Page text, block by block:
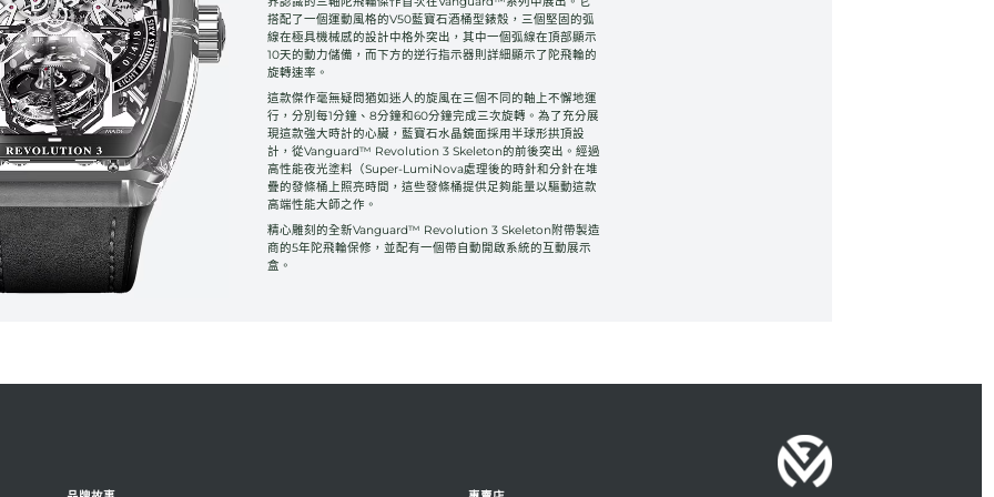
搭配了一個運動風格的V50藍寶石酒桶型錶殼，三個堅固的弧
線在極具機械感的設計中格外突出，其中一個弧線在頂部顯示
10天的動力儲備，而下方的逆行指示器則詳細顯示了陀飛輪的
旋轉速率。
這款傑作毫無疑問猶如迷人的旋風在三個不同的軸上不懈地運
行，分別每1分鐘、8分鐘和60分鐘完成三次旋轉。為了充分展
現這款強大時計的心臟，藍寶石水晶鏡面採用半球形拱頂設
計，從Vanguard™ Revolution 3 Skeleton的前後突出。經過
高性能夜光塗料（Super-LumiNova處理後的時針和分針在堆
疊的發條桶上照亮時間，這些發條桶提供足夠能量以驅動這款
高端性能大師之作。
精心雕刻的全新Vanguard™ Revolution 3 Skeleton附帶製造
商的5年陀飛輪保修，並配有一個帶自動開啟系統的互動展示
盒。